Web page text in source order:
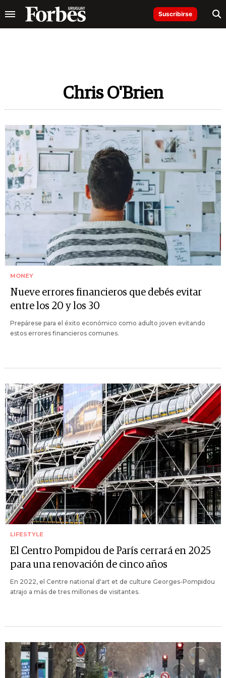
Suscribirse
Chris O'Brien
MONEY
Nueve errores financieros que debés evitar
entre los 20 y los 30
Prepárese para el éxito económico como adulto joven evitando
estos errores financieros comunes.
LIFESTYLE
El Centro Pompidou de París cerrará en 2025
para una renovación de cinco años
En 2022, el Centre national d'art et de culture Georges-Pompidou
atrajo a más de tres millones de visitantes.